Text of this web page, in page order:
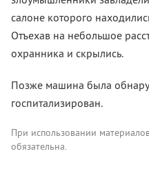
салоне которого
Отъехав на небольшое
охранника и скрылись.
Позже машина была
госпитализирован.
При использовании
обязательна.